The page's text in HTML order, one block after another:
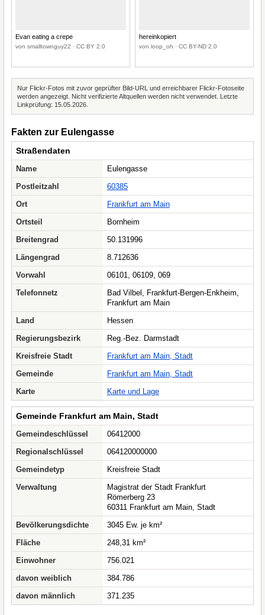
Evan eating a crepe
von smalltownguy22 · CC BY 2.0
hereinkopiert
von loop_oh · CC BY-ND 2.0
Nur Flickr-Fotos mit zuvor geprüfter Bild-URL und erreichbarer Flickr-Fotoseite
werden angezeigt. Nicht verifizierte Altquellen werden nicht verwendet. Letzte
Linkprüfung: 15.05.2026.
Fakten zur Eulengasse
Straßendaten
Name
Eulengasse
Postleitzahl
60385
Ort
Frankfurt am Main
Ortsteil
Bornheim
Breitengrad
50.131996
Längengrad
8.712636
Vorwahl
06101, 06109, 069
Telefonnetz
Bad Vilbel, Frankfurt-Bergen-Enkheim,
Frankfurt am Main
Land
Hessen
Regierungsbezirk
Reg.-Bez. Darmstadt
Kreisfreie Stadt
Frankfurt am Main, Stadt
Gemeinde
Frankfurt am Main, Stadt
Karte
Karte und Lage
Gemeinde Frankfurt am Main, Stadt
Gemeindeschlüssel
06412000
Regionalschlüssel
064120000000
Gemeindetyp
Kreisfreie Stadt
Verwaltung
Magistrat der Stadt Frankfurt
Römerberg 23
60311 Frankfurt am Main, Stadt
Bevölkerungsdichte
3045 Ew. je km²
Fläche
248,31 km²
Einwohner
756.021
davon weiblich
384.786
davon männlich
371.235